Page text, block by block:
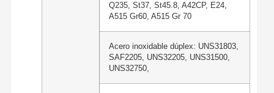
Q235, St37, St45.8, A42CP, E24,
A515 Gr60, A515 Gr 70
Acero inoxidable dúplex: UNS31803,
SAF2205, UNS32205, UNS31500,
UNS32750,